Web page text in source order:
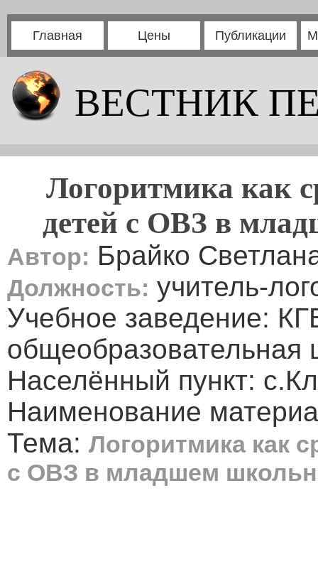
Главная Цены Публикации
ВЕСТНИК
Логоритмика как
детей с ОВЗ в
Автор: Брайко
Должность: учитель-
Учебное заведение:
общеобразовательная
Населённый пункт:
Наименование
Тема: Логоритмика как
с ОВЗ в младшем